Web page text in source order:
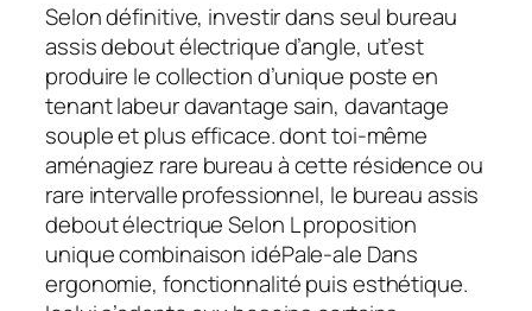
Selon définitive, investir dans seul bureau
assis debout électrique d’angle, ut’est
produire le collection d’unique poste en
tenant labeur davantage sain, davantage
souple et plus efficace. dont toi-même
aménagiez rare bureau à cette résidence ou
rare intervalle professionnel, le bureau assis
debout électrique Selon L proposition
unique combinaison idéPale-ale Dans
ergonomie, fonctionnalité puis esthétique.